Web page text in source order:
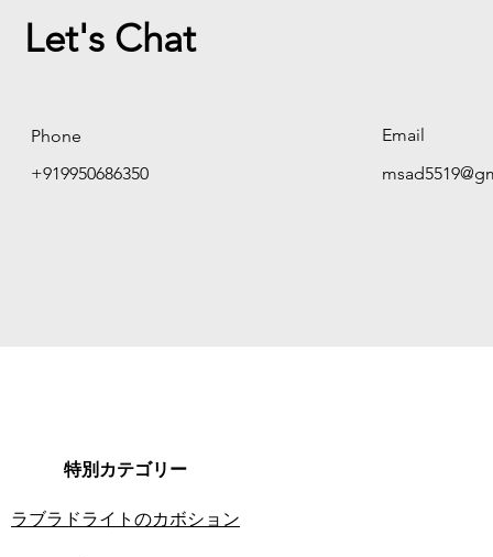
Let's Chat
Phone
+919950686350
Email
特別カテゴリー
ラブラドライトのカボション